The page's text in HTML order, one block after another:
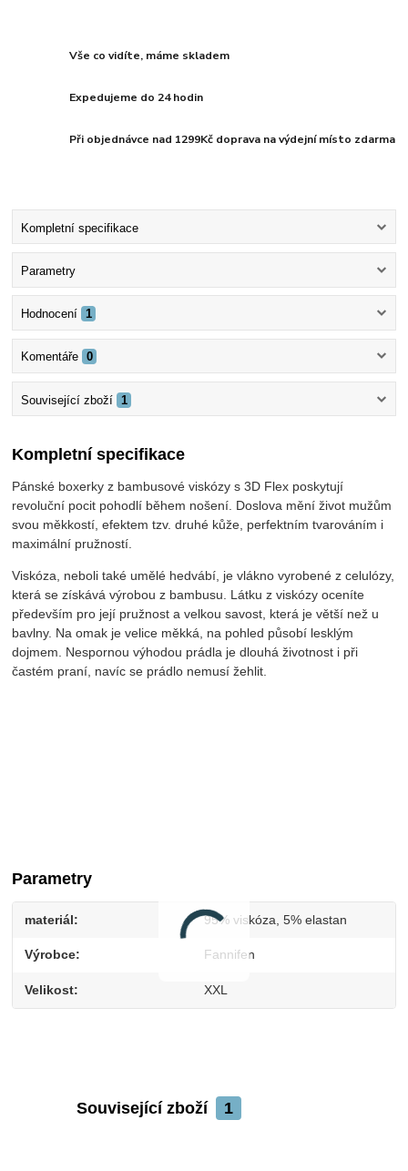
Vše co vidíte, máme skladem
Expedujeme do 24 hodin
Při objednávce nad 1299Kč doprava na výdejní místo zdarma
Kompletní specifikace
Parametry
Hodnocení 1
Komentáře 0
Související zboží 1
Kompletní specifikace
Pánské boxerky z bambusové viskózy s 3D Flex poskytují
revoluční pocit pohodlí během nošení. Doslova mění život mužům
svou měkkostí, efektem tzv. druhé kůže, perfektním tvarováním i
maximální pružností.
Viskóza, neboli také umělé hedvábí, je vlákno vyrobené z celulózy,
která se získává výrobou z bambusu. Látku z viskózy oceníte
především pro její pružnost a velkou savost, která je větší než u
bavlny. Na omak je velice měkká, na pohled působí lesklým
dojmem. Nespornou výhodou prádla je dlouhá životnost i při
častém praní, navíc se prádlo nemusí žehlit.
Parametry
materiál 95% viskóza, 5% elastan
Výrobce Fannifen
Velikost XXL
Související zboží 1